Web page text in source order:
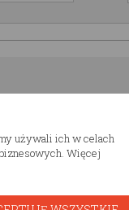
używali ich w celach
Więcej